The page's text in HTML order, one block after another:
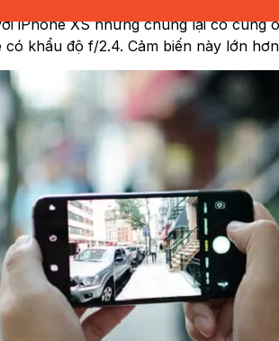
iPhone XS nhưng chúng lại có
khẩu độ f/2.4. Cảm biến này lớn